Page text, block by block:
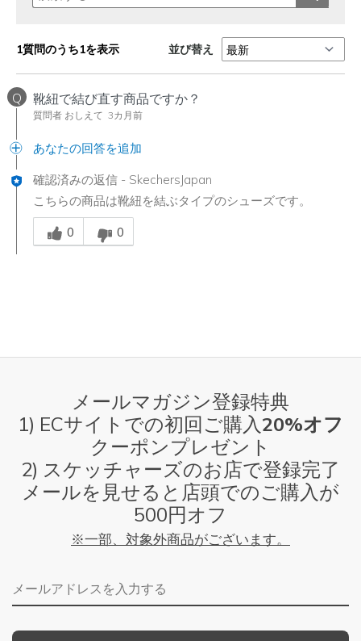
1質問のうち1を表示 並び替え
Q 靴紐で結び直す商品ですか？
質問者 おしえて 3カ月前
あなたの回答を追加
確認済みの返信 - SkechersJapan
こちらの商品は靴紐を結ぶタイプのシューズです。
Was this answer helpful to you
0
0
メールマガジン登録特典
1) ECサイトでの初回ご購入20%オフ
クーポンプレゼント
2) スケッチャーズのお店で登録完了
メールを見せると店頭でのご購入が
500円オフ
※一部、対象外商品がございます。
メールアドレス